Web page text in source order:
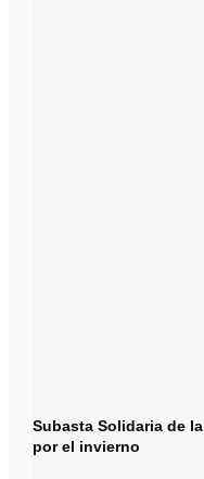
Subasta Solidaria de
por el invierno